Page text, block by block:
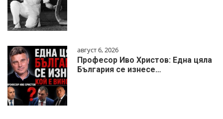
август 6, 2026
Професор Иво Христов: Една цяла
България се изнесе…